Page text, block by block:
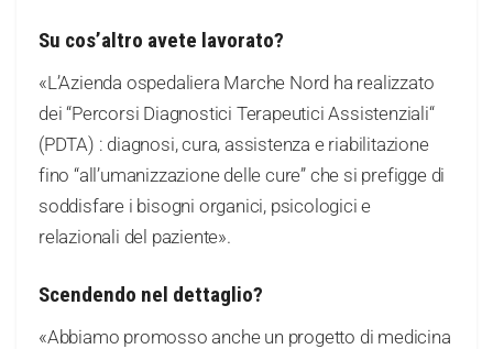
Su cos’altro avete lavorato?
«L’Azienda ospedaliera Marche Nord ha realizzato
dei “Percorsi Diagnostici Terapeutici Assistenziali“
(PDTA) : diagnosi, cura, assistenza e riabilitazione
fino “all’umanizzazione delle cure” che si prefigge di
soddisfare i bisogni organici, psicologici e
relazionali del paziente».
Scendendo nel dettaglio?
«Abbiamo promosso anche un progetto di medicina